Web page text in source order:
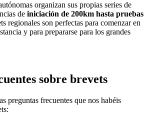
organizan sus propias series de
de iniciación de 200km hasta pruebas
regionales son perfectas para comenzar en
y para prepararse para los grandes
sobre brevets
preguntas frecuentes que nos habéis